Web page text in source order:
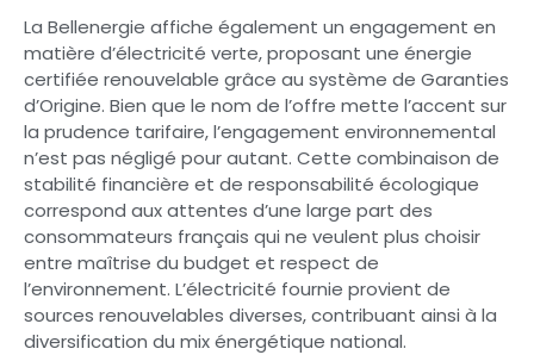
La Bellenergie affiche également un engagement en
matière d’électricité verte, proposant une énergie
certifiée renouvelable grâce au système de Garanties
d’Origine. Bien que le nom de l’offre mette l’accent sur
la prudence tarifaire, l’engagement environnemental
n’est pas négligé pour autant. Cette combinaison de
stabilité financière et de responsabilité écologique
correspond aux attentes d’une large part des
consommateurs français qui ne veulent plus choisir
entre maîtrise du budget et respect de
l’environnement. L’électricité fournie provient de
sources renouvelables diverses, contribuant ainsi à la
diversification du mix énergétique national.